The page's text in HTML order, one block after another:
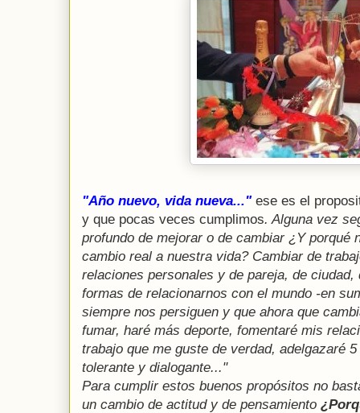
"Año nuevo, vida nueva..."ese es el
y que pocas veces cumplimos. Alguna vez
profundo de mejorar o de cambiar ¿Y porqué
cambio real a nuestra vida? Cambiar de
relaciones personales y de pareja, de
formas de relacionarnos con el mundo -en
siempre nos persiguen y que ahora que
fumar, haré más deporte, fomentaré mis
trabajo que me guste de verdad, adelgazaré
tolerante y dialogante..."
Para cumplir estos buenos propósitos no
un cambio de actitud y de pensamiento